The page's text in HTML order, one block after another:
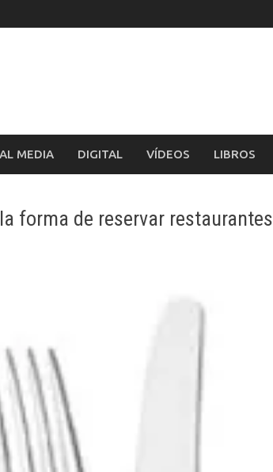
MEDIA DIGITAL VÍDEOS LIBROS
forma de reservar restaurantes